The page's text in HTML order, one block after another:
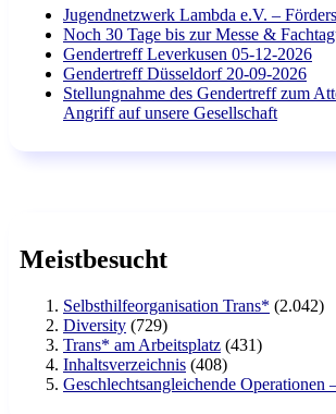
Jugendnetzwerk Lambda e.V. –
Noch 30 Tage bis zur Messe &
Gendertreff Leverkusen 05-12-2026
Gendertreff Düsseldorf 20-09-2026
Stellungnahme des Gendertreff zum
Angriff auf unsere Gesellschaft
Meistbesucht
Selbsthilfeorganisation Trans* (2.042)
Diversity (729)
Trans* am Arbeitsplatz (431)
Inhaltsverzeichnis (408)
Geschlechtsangleichende Operationen